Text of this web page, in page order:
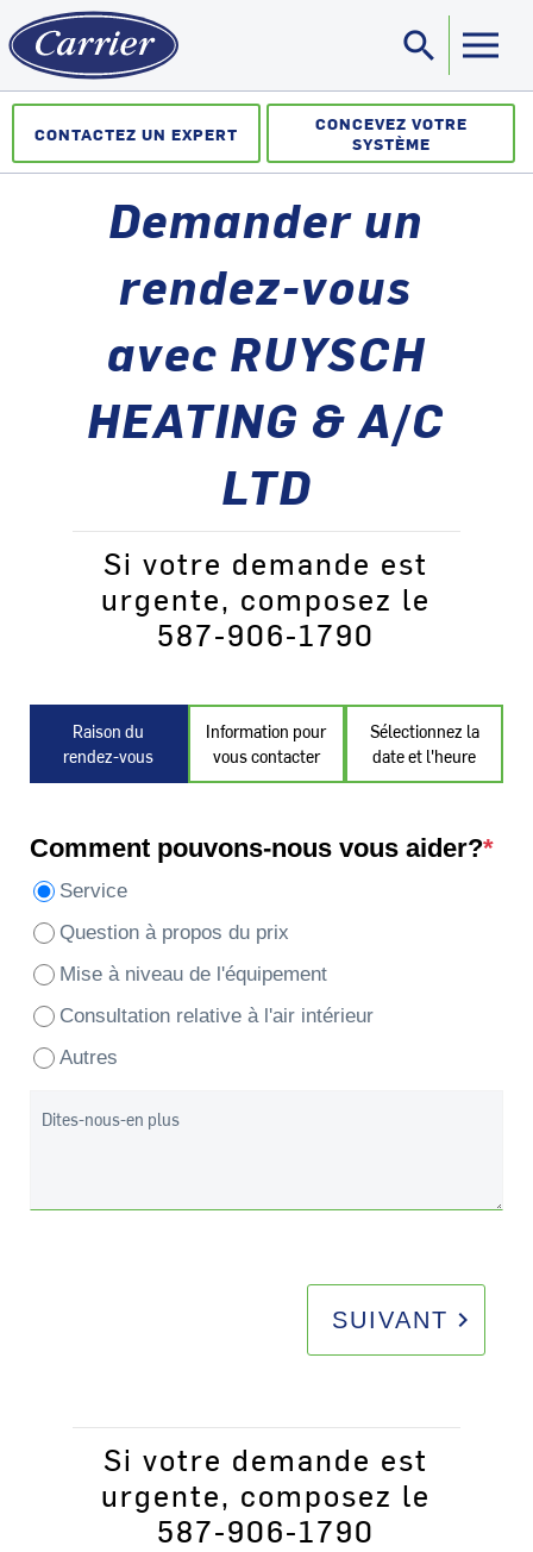
search
CONTACTEZ UN EXPERT
CONCEVEZ VOTRE
SYSTÈME
Demander un
rendez-vous
avec RUYSCH
HEATING & A/C
LTD
Si votre demande est
urgente, composez le
587-906-1790
Raison du
rendez-vous
Information pour
vous contacter
Sélectionnez la
date et l'heure
Comment pouvons-nous vous aider?*
Service
Question à propos du prix
Mise à niveau de l'équipement
Consultation relative à l'air intérieur
Autres
Dites-nous-en plus
SUIVANT keyboard_arrow_right
Si votre demande est
urgente, composez le
587-906-1790